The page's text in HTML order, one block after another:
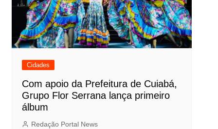
Cidades
Com apoio da Prefeitura de Cuiabá,
Grupo Flor Serrana lança primeiro
álbum
Redação Portal News